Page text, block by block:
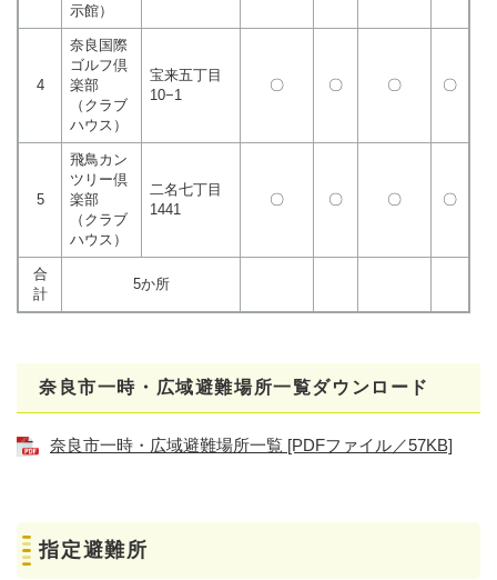
示館）
4
奈良国際
ゴルフ倶
楽部
（クラブ
ハウス）
宝来五丁目
10−1
〇 〇 〇 〇
5
飛鳥カン
ツリー倶
楽部
（クラブ
ハウス）
二名七丁目
1441
〇 〇 〇 〇
合
計
5か所
奈良市一時・広域避難場所一覧ダウンロード
奈良市一時・広域避難場所一覧 [PDFファイル／57KB]
指定避難所